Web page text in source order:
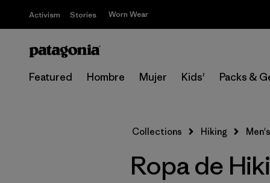
Activism Stories Worn Wear
Featured Hombre Mujer Kids' Packs &
Collections Hiking
Ropa de